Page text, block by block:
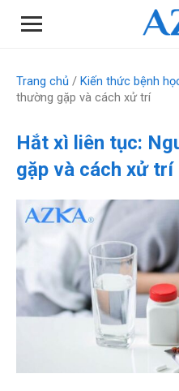
Trang chủ / Kiến thức bệnh
thường gặp và cách xử trí
Hắt xì liên tục:
gặp và cách xử trí